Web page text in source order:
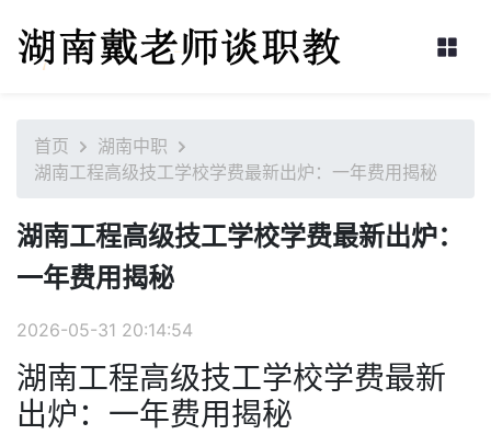
首页
湖南中职
湖南工程高级技工学校学费最新出炉：一年费用揭秘
湖南工程高级技工学校学费最新出炉：
一年费用揭秘
2026-05-31 20:14:54
湖南工程高级技工学校学费最新
出炉：一年费用揭秘